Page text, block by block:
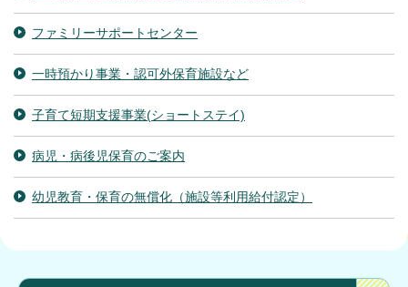
ファミリーサポートセンター
一時預かり事業・認可外保育施設など
子育て短期支援事業(ショートステイ)
病児・病後児保育のご案内
幼児教育・保育の無償化（施設等利用給付認定）